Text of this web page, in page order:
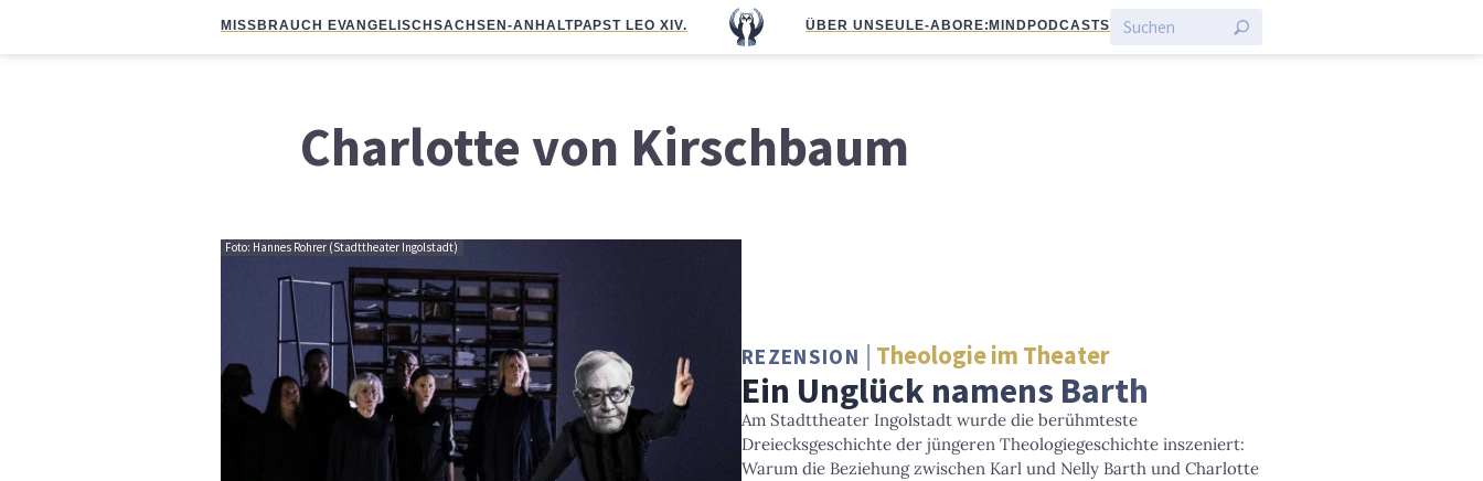
MISSBRAUCH EVANGELISCHSACHSEN-ANHALTPAPST LEO XIV. ÜBER UNS EULE-ABO RE:MIND PODCASTS
Charlotte von Kirschbaum
Foto: Hannes Rohrer (Stadttheater Ingolstadt)
REZENSION Theologie im Theater
Ein Unglück namens Barth
Am Stadttheater Ingolstadt wurde die berühmteste
Dreiecksgeschichte der jüngeren Theologiegeschichte inszeniert:
Warum die Beziehung zwischen Karl und Nelly Barth und Charlotte